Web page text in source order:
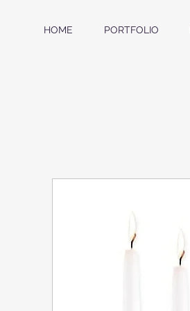
HOME PORTFOLIO